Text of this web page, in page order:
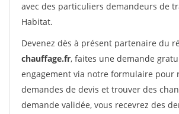
avec des particuliers demandeurs de
Habitat.
Devenez dès à présent partenaire du
chauffage.fr, faites une demande
engagement via notre formulaire pour
demandes de devis et trouver des
demande validée, vous recevrez des